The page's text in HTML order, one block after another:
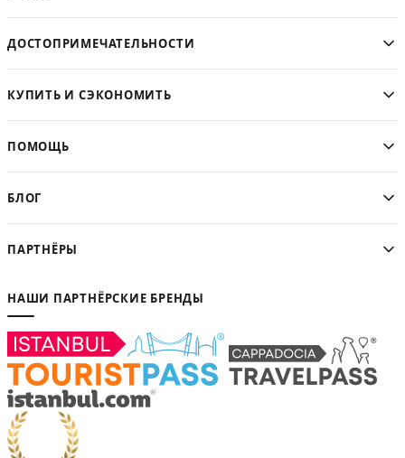
ДОСТОПРИМЕЧАТЕЛЬНОСТИ
КУПИТЬ И СЭКОНОМИТЬ
ПОМОЩЬ
БЛОГ
ПАРТНЁРЫ
НАШИ ПАРТНЁРСКИЕ БРЕНДЫ